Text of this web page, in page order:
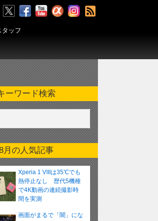
ッフ
ーワード検索
月の人気記事
Xperia 1 VIIIは35℃でも
熱停止なし 歴代5機種
で4K動画の連続撮影時
間を実測
画面がまるで「闇」にな